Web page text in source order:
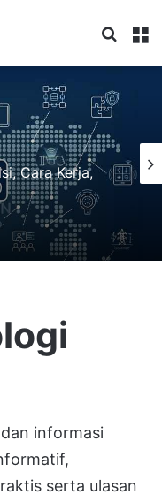
Cara Kerja,
informasi
serta ulasan